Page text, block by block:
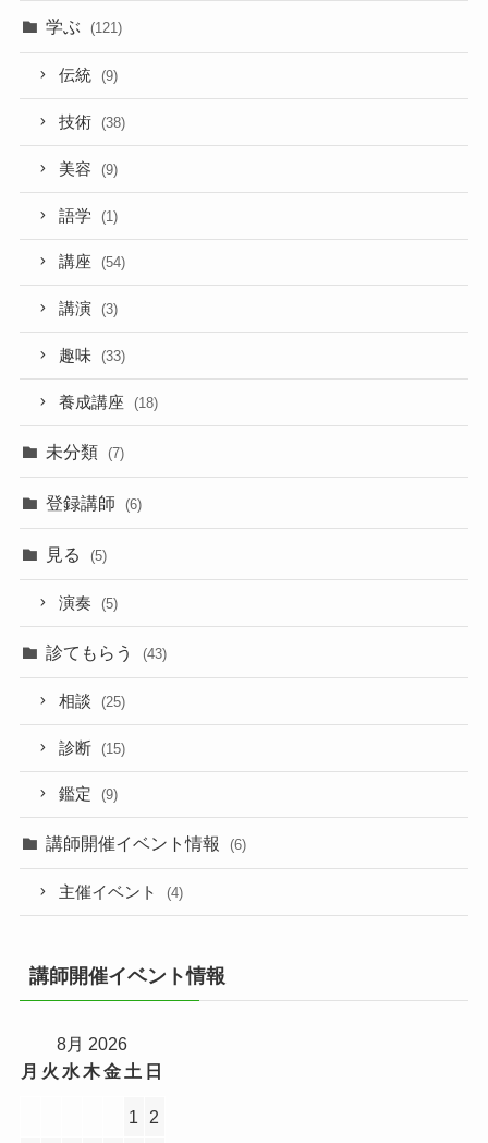
学ぶ (121)
伝統 (9)
技術 (38)
美容 (9)
語学 (1)
講座 (54)
講演 (3)
趣味 (33)
養成講座 (18)
未分類 (7)
登録講師 (6)
見る (5)
演奏 (5)
診てもらう (43)
相談 (25)
診断 (15)
鑑定 (9)
講師開催イベント情報 (6)
主催イベント (4)
講師開催イベント情報
8月 2026
月 火 水木金 土 日
1 2